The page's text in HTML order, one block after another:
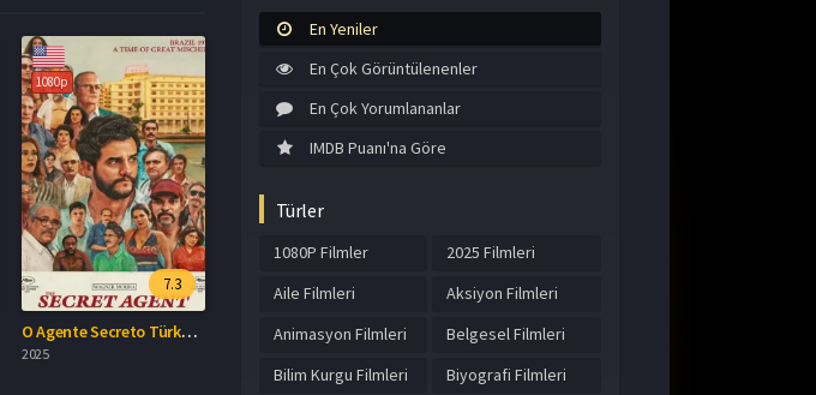
1080p
7.3
O Agente Secreto Türkçe Dublaj İzle
2025
En Yeniler
En Çok Görüntülenenler
En Çok Yorumlananlar
IMDB Puanı'na Göre
Türler
1080P Filmler
2025 Filmleri
Aile Filmleri
Aksiyon Filmleri
Animasyon Filmleri
Belgesel Filmleri
Bilim Kurgu Filmleri
Biyografi Filmleri